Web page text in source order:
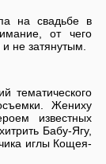
на свадьбе в
от чего
и не затянутым.
тематического
Жениху
известных
Бабу-Ягу,
иглы Кощея-